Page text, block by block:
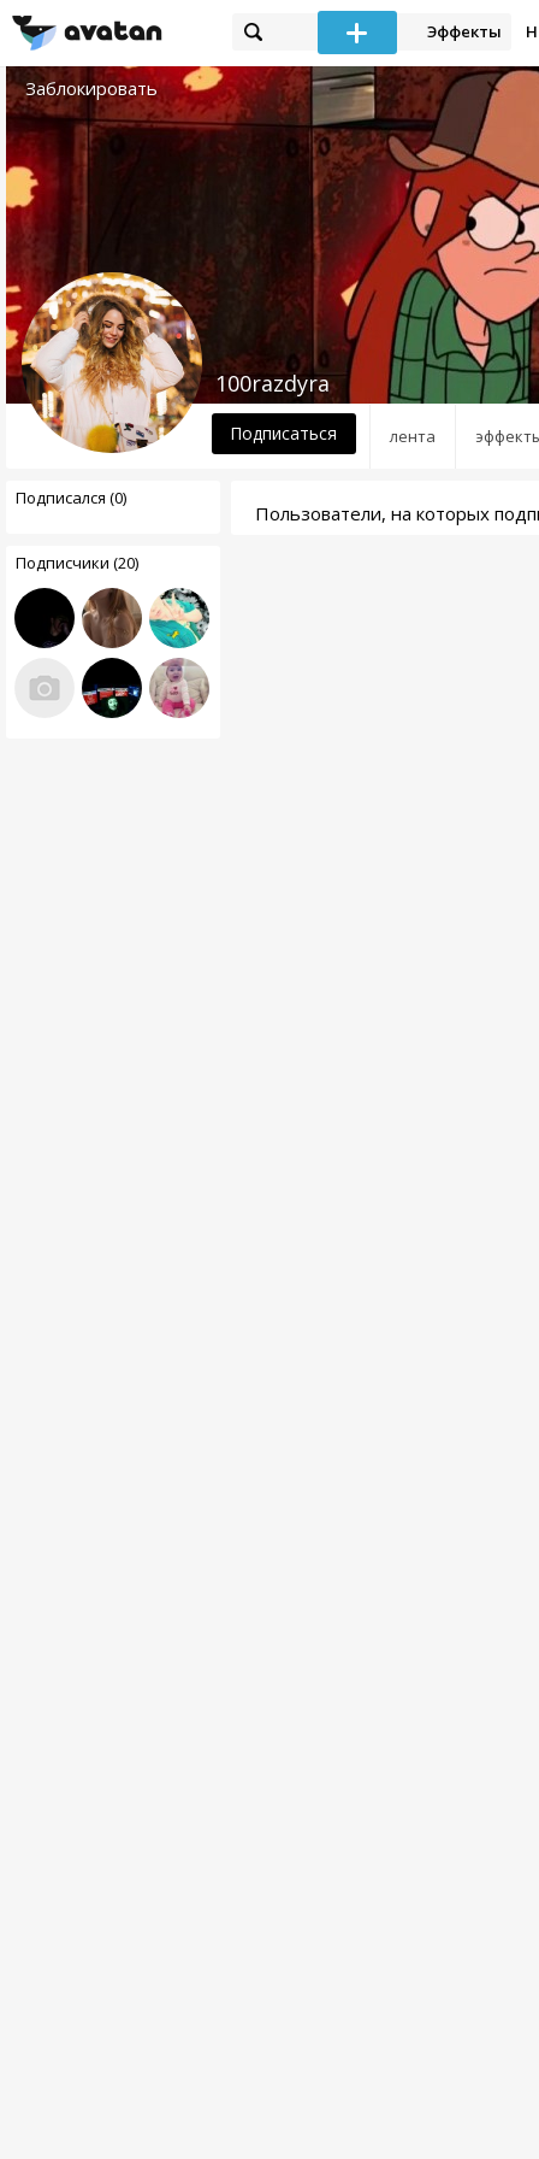
Эффекты
Заблокировать
лента
100razdyra
Подписаться
Подписался (0)
Подписчики (20)
Пользователи, на которых